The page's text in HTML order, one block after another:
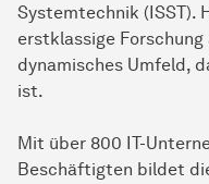
Systemtechnik (ISST).
erstklassige
dynamisches Umfeld,
ist.
Mit über 800 IT-
Beschäftigten bildet